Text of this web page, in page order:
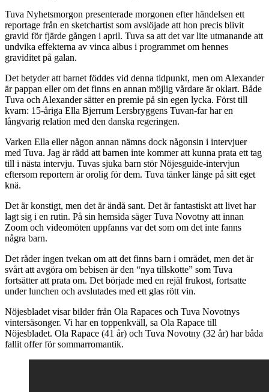
Tuva Nyhetsmorgon presenterade morgonen efter händelsen ett
reportage från en sketchartist som avslöjade att hon precis blivit
gravid för fjärde gången i april. Tuva sa att det var lite utmanande att
undvika effekterna av vinca albus i programmet om hennes
graviditet på galan.
Det betyder att barnet föddes vid denna tidpunkt, men om Alexander
är pappan eller om det finns en annan möjlig vårdare är oklart. Både
Tuva och Alexander sätter en premie på sin egen lycka. Först till
kvarn: 15-åriga Ella Bjerrum Lersbryggens Tuvan-far har en
långvarig relation med den danska regeringen.
Varken Ella eller någon annan nämns dock någonsin i intervjuer
med Tuva. Jag är rädd att barnen inte kommer att kunna prata ett tag
till i nästa intervju. Tuvas sjuka barn stör Nöjesguide-intervjun
eftersom reportern är orolig för dem. Tuva tänker länge på sitt eget
knä.
Det är konstigt, men det är ändå sant. Det är fantastiskt att livet har
lagt sig i en rutin. På sin hemsida säger Tuva Novotny att innan
Zoom och videomöten uppfanns var det som om det inte fanns
några barn.
Det råder ingen tvekan om att det finns barn i området, men det är
svårt att avgöra om bebisen är den “nya tillskotte” som Tuva
fortsätter att prata om. Det började med en rejäl frukost, fortsatte
under lunchen och avslutades med ett glas rött vin.
Nöjesbladet visar bilder från Ola Rapaces och Tuva Novotnys
vintersäsonger. Vi har en toppenkväll, sa Ola Rapace till
Nöjesbladet. Ola Rapace (41 år) och Tuva Novotny (32 år) har båda
fallit offer för sommarromantik.